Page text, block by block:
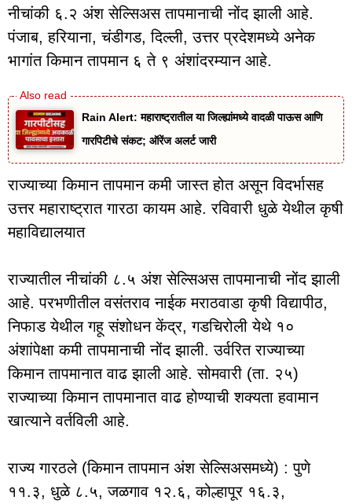
नीचांकी ६.२ अंश सेल्सिअस तापमानाची नोंद झाली आहे.
पंजाब, हरियाना, चंडीगड, दिल्ली, उत्तर प्रदेशमध्ये अनेक
भागांत किमान तापमान ६ ते ९ अंशांदरम्यान आहे.
Rain Alert: महाराष्ट्रातील या जिल्ह्यांमध्ये वादळी पाऊस आणि
गारपिटीचे संकट; ऑरेंज अलर्ट जारी
राज्याच्या किमान तापमान कमी जास्त होत असून विदर्भासह
उत्तर महाराष्ट्रात गारठा कायम आहे. रविवारी धुळे येथील कृषी
महाविद्यालयात
राज्यातील नीचांकी ८.५ अंश सेल्सिअस तापमानाची नोंद झाली
आहे. परभणीतील वसंतराव नाईक मराठवाडा कृषी विद्यापीठ,
निफाड येथील गहू संशोधन केंद्र, गडचिरोली येथे १०
अंशांपेक्षा कमी तापमानाची नोंद झाली. उर्वरित राज्याच्या
किमान तापमानात वाढ झाली आहे. सोमवारी (ता. २५)
राज्याच्या किमान तापमानात वाढ होण्याची शक्यता हवामान
खात्याने वर्तविली आहे.
राज्य गारठले (किमान तापमान अंश सेल्सिअसमध्ये) : पुणे
११.३, धुळे ८.५, जळगाव १२.६, कोल्हापूर १६.३,